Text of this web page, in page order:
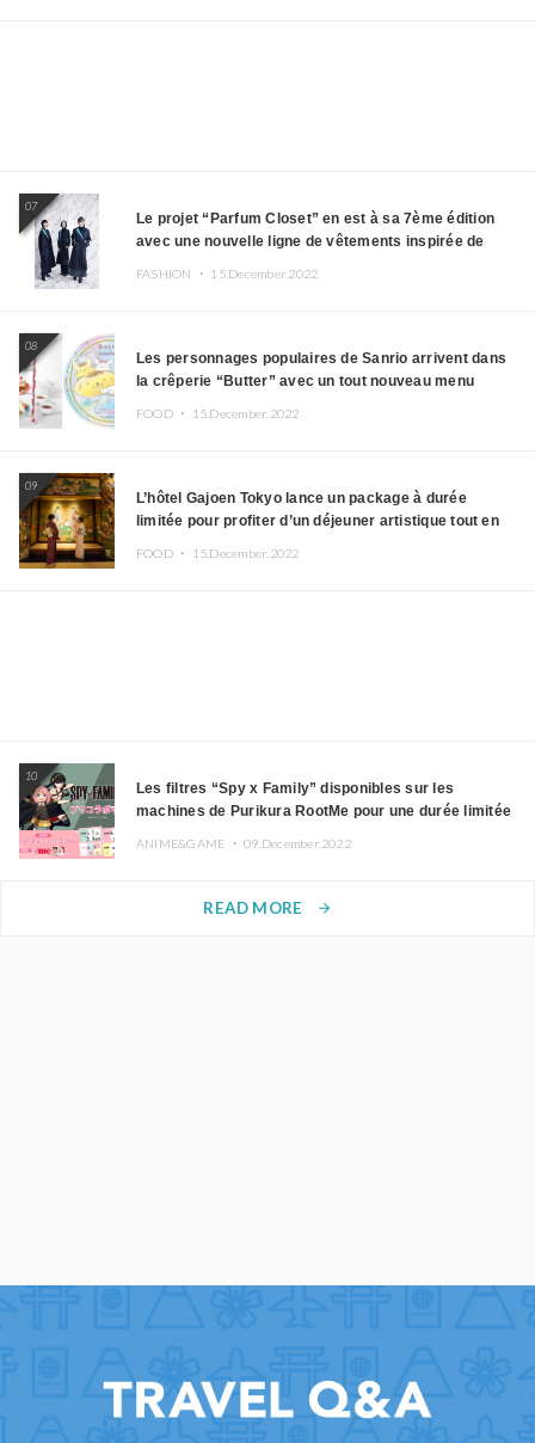
07
Le projet “Parfum Closet” en est à sa 7ème édition
avec une nouvelle ligne de vêtements inspirée de
FASHION ・ 15.December.2022
08
Les personnages populaires de Sanrio arrivent dans
la crêperie “Butter” avec un tout nouveau menu
FOOD ・ 15.December.2022
09
L’hôtel Gajoen Tokyo lance un package à durée
limitée pour profiter d’un déjeuner artistique tout en
FOOD ・ 15.December.2022
10
Les filtres “Spy x Family” disponibles sur les
machines de Purikura RootMe pour une durée limitée
ANIME&GAME ・09.December.2022
READ MORE arrow_forward